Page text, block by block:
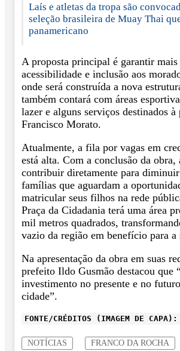
Laís e atletas da tropa são
seleção brasileira de Muay Thai
panamericano
A proposta principal é garantir
acessibilidade e inclusão aos
onde será construída a nova
também contará com áreas
lazer e alguns serviços destinados à
Francisco Morato.
Atualmente, a fila por vagas em
está alta. Com a conclusão da obra,
contribuir diretamente para diminuir
famílias que aguardam a
matricular seus filhos na rede
Praça da Cidadania terá uma área
mil metros quadrados,
vazio da região em benefício para a
Na apresentação da obra em suas
prefeito Ildo Gusmão destacou que
investimento no presente e no
cidade”.
FONTE/CRÉDITOS (IMAGEM DE CAPA):
NOTÍCIAS FRANCO DA ROCHA